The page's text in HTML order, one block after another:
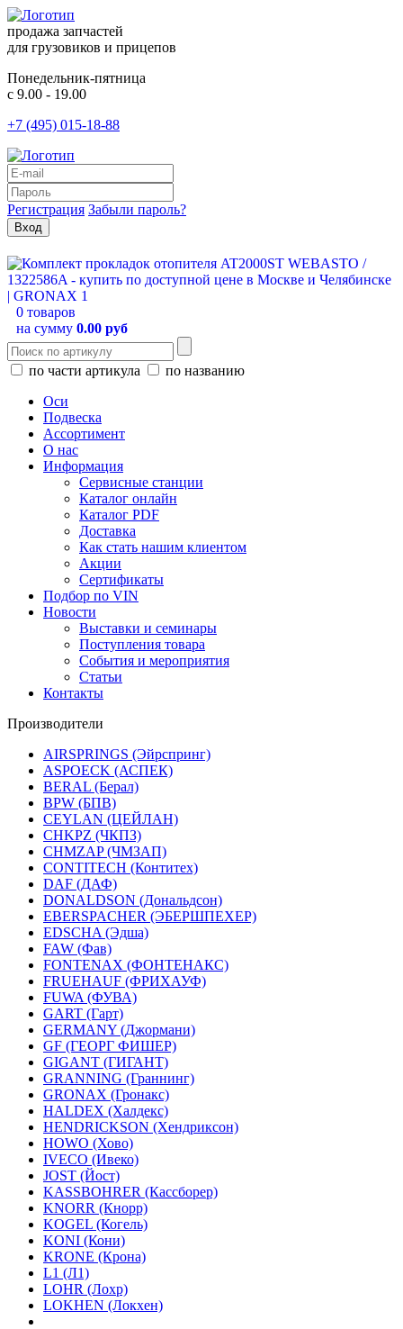
продажа запчастей
для грузовиков и прицепов
Понедельник-пятница
с 9.00 - 19.00
+7 (495) 015-18-88
Регистрация Забыли пароль?
0 товаров
на сумму 0.00 руб
по части артикула
по названию
Оси
Подвеска
Ассортимент
О нас
Информация
Сервисные станции
Каталог онлайн
Каталог PDF
Доставка
Как стать нашим клиентом
Акции
Сертификаты
Подбор по VIN
Новости
Выставки и семинары
Поступления товара
События и мероприятия
Статьи
Контакты
Производители
AIRSPRINGS (Эйрспринг)
ASPOECK (АСПЕК)
BERAL (Берал)
BPW (БПВ)
CEYLAN (ЦЕЙЛАН)
CHKPZ (ЧКПЗ)
CHMZAP (ЧМЗАП)
CONTITECH (Контитех)
DAF (ДАФ)
DONALDSON (Дональдсон)
EBERSPACHER (ЭБЕРШПЕХЕР)
EDSCHA (Эдша)
FAW (Фав)
FONTENAX (ФОНТЕНАКС)
FRUEHAUF (ФРИХАУФ)
FUWA (ФУВА)
GART (Гарт)
GERMANY (Джормани)
GF (ГЕОРГ ФИШЕР)
GIGANT (ГИГАНТ)
GRANNING (Граннинг)
GRONAX (Гронакс)
HALDEX (Халдекс)
HENDRICKSON (Хендриксон)
HOWO (Хово)
IVECO (Ивеко)
JOST (Йост)
KASSBOHRER (Касcборер)
KNORR (Кнорр)
KOGEL (Когель)
KONI (Кони)
KRONE (Крона)
L1 (Л1)
LOHR (Лохр)
LOKHEN (Локхен)